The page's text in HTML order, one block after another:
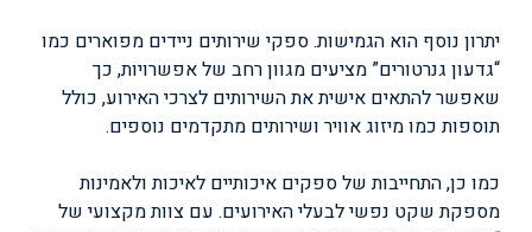
יתרון נוסף הוא הגמישות. ספקי שירותים ניידים מפוארים כמו
“גדעון גנרטורים” מציעים מגוון רחב של אפשרויות, כך
שאפשר להתאים אישית את השירותים לצרכי האירוע, כולל
תוספות כמו מיזוג אוויר ושירותים מתקדמים נוספים.
כמו כן, התחייבות של ספקים איכותיים לאיכות ולאמינות
מספקת שקט נפשי לבעלי האירועים. עם צוות מקצועי של